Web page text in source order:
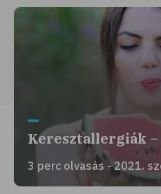
Keresztallergiák
3 perc olvasás - 2021.